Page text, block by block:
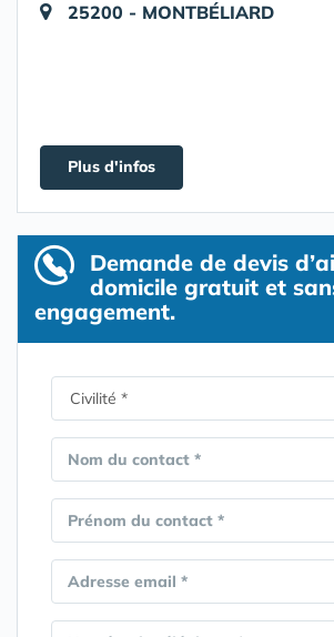
25200 - MONTBÉLIARD
Plus d'infos
Demande de devis
domicile gratuit et
engagement.
Nom du contact *
Prénom du contact *
Adresse email *